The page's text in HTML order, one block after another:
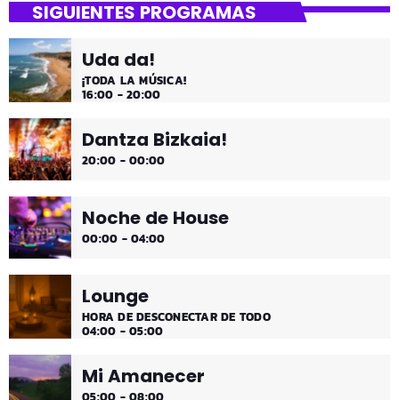
Las décadas de lo 50, 60. 70 y 80 los medios días y
comienzo de tarde de los fines de semana, de 2 a 4.
¡Disfruta!
SIGUIENTES PROGRAMAS
Uda da!
¡TODA LA MÚSICA!
16:00 - 20:00
Dantza Bizkaia!
20:00 - 00:00
Noche de House
00:00 - 04:00
Lounge
HORA DE DESCONECTAR DE TODO
04:00 - 05:00
Mi Amanecer
05:00 - 08:00